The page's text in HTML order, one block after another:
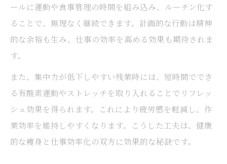
ールに運動や食事管理の時間を組み込み、ルーチン化す
ることで、無理なく継続できます。計画的な行動は精神
的な余裕も生み、仕事の効率を高める効果も期待されま
す。
また、集中力が低下しやすい残業時には、短時間ででき
る有酸素運動やストレッチを取り入れることでリフレッ
シュ効果を得られます。これにより疲労感を軽減し、作
業効率を維持しやすくなります。こうした工夫は、健康
的な痩身と仕事効率化の双方に効果的な秘訣です。